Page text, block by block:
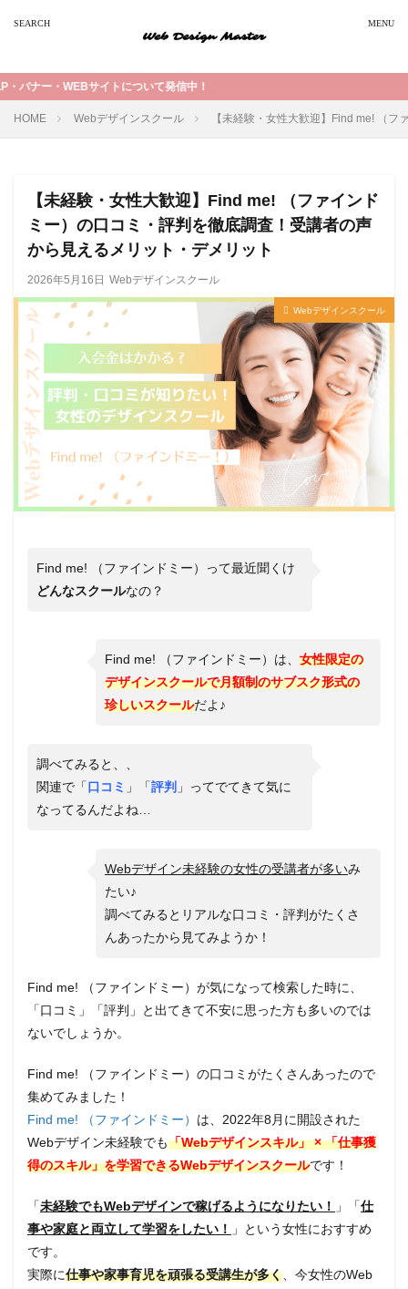
いて発信中！
HOME Webデザインスクール 【未経験・女性大歓迎】Find me! （
【未経験・女性大歓迎】Find me! （ファインド
ミー）の口コミ・評判を徹底調査！受講者の声
から見えるメリット・デメリット
2026年5月16日 Webデザインスクール
Webデザインスクール
Find me! （ファインドミー）って最近聞くけ
どんなスクールなの？
Find me! （ファインドミー）は、 女性限定の
デザインスクールで月額制のサブスク形式の
珍しいスクールだよ♪
調べてみると、、
関連で「口コミ 」「評判 」ってでてきて気に
なってるんだよね…
Webデザイン未経験の女性の受講者が多いみ
たい♪
調べてみるとリアルな口コミ・評判がたくさ
んあったから見てみようか！
Find me! （ファインドミー）が気になって検索した時に、
「口コミ」「評判」と出てきて不安に思った方も多いのでは
ないでしょうか。
Find me! （ファインドミー）の口コミがたくさんあったので
集めてみました！
Find me! （ファインドミー） は、2022年8月に開設された
Webデザイン未経験でも「Webデザインスキル」 × 「仕事獲
得のスキル」を学習できるWebデザインスクールです！
「未経験でもWebデザインで稼げるようになりたい！ 」「仕
事や家庭と両立して学習をしたい！
」という女性におすすめ
です。
実際に仕事や家事育児を頑張る受講生が多く 、今女性のWeb